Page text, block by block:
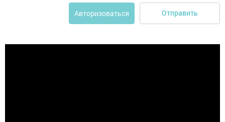
Авторизоваться Отправить